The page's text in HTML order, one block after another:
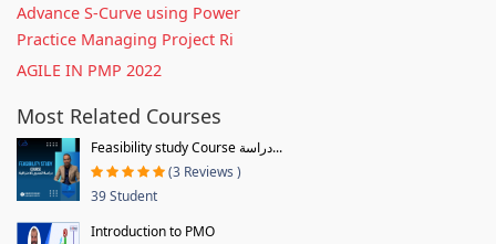
Advance S-Curve using Power
Practice Managing Project Ri
AGILE IN PMP 2022
Most Related Courses
Feasibility study Course دراسة...
(3 Reviews )
39 Student
Introduction to PMO